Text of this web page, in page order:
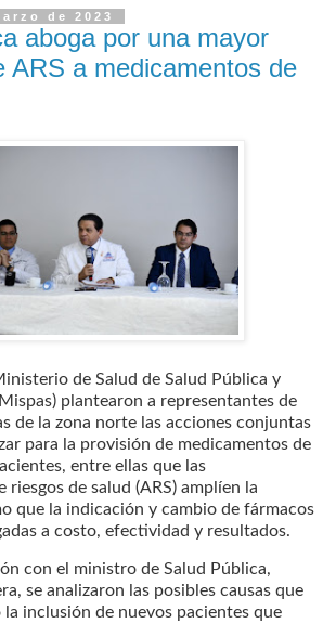
de 2023
aboga por una mayor
ARS a medicamentos de
de Salud de Salud Pública y
plantearon a representantes de
de la zona norte las acciones conjuntas
para la provisión de medicamentos de
entre ellas que las
riesgos de salud (ARS) amplíen la
que la indicación y cambio de fármacos
a costo, efectividad y resultados.
con el ministro de Salud Pública,
se analizaron las posibles causas que
inclusión de nuevos pacientes que